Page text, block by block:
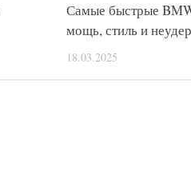
Самые быстрые
мощь, стиль и
18.03.2025